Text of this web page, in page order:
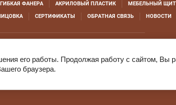
ГИБКАЯ ФАНЕРА АКРИЛОВЫЙ ПЛАСТИК
МЕБЕЛЬНЫЙ ЩИТ
СЕРТИФИКАТЫ ОБРАТНАЯ СВЯЗЬ НОВОСТИ
его работы. Продолжая работу с сайтом, Вы
браузера.